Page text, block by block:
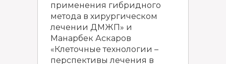
применения гибридного
метода в хирургическом
лечении ДМЖП» и
Манарбек Аскаров
«Клеточные технологии –
перспективы лечения в